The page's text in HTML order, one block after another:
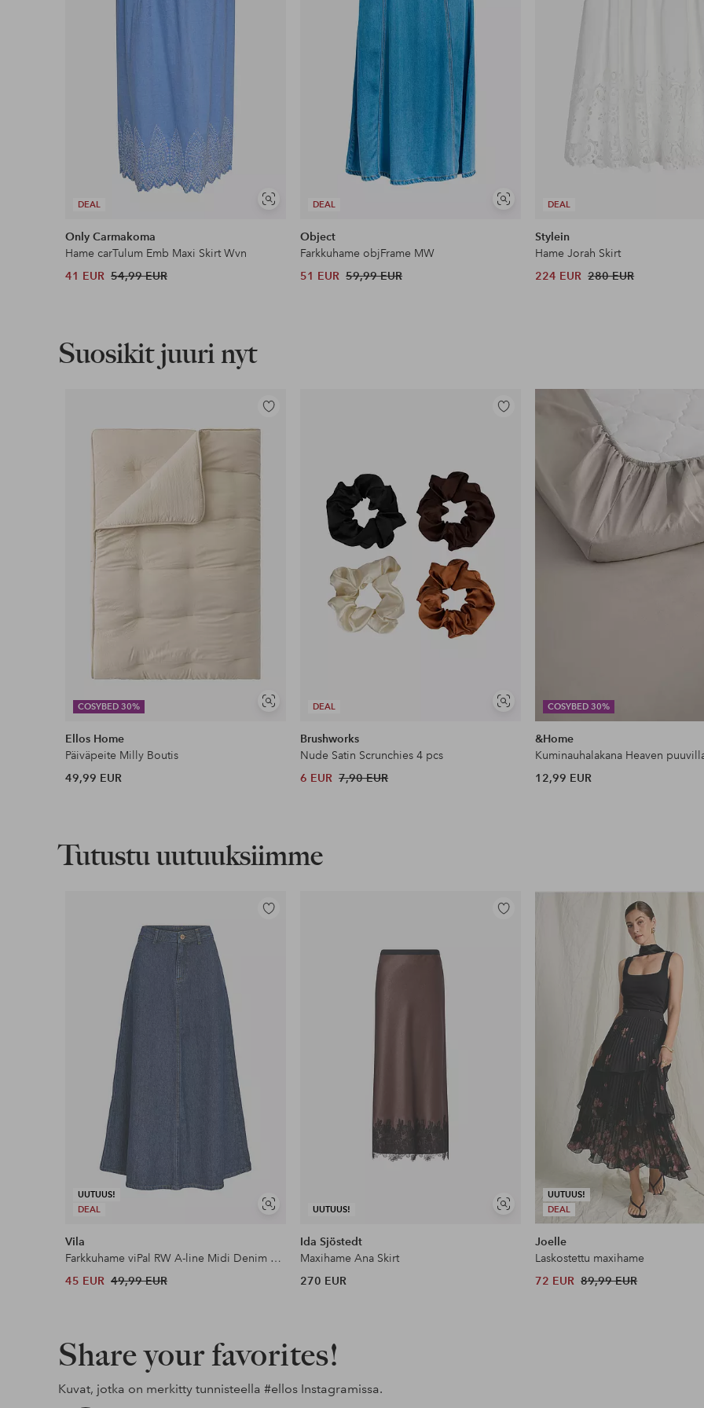
DEAL
Näytä
Only Carmakoma
Hame carTulum Emb Maxi Skirt Wvn
41 EUR 54,99 EUR
DEAL
Näytä
Object
Farkkuhame objFrame MW
51 EUR 59,99 EUR
DEAL
Stylein
Hame Jorah Skirt
224 EUR 280 EUR
Suosikit juuri nyt
COSYBED 30%
Näytä
Lisää
suosikkeihin
Ellos Home
Päiväpeite Milly Boutis
49,99 EUR
DEAL
Näytä
samankaltaisia
Lisää
Brushworks
Nude Satin Scrunchies 4 pcs
6 EUR 7,90 EUR
COSYBED 30%
&Home
Kuminauhalakana Heaven
12,99 EUR
Tutustu uutuuksiimme
UUTUUS!
DEAL
Näytä
Lisää
Vila
Farkkuhame viPal RW A-line Midi Denim Skirt
45 EUR 49,99 EUR
UUTUUS!
Näytä
samankaltaisia
Lisää
Ida Sjöstedt
Maxihame Ana Skirt
270 EUR
UUTUUS!
DEAL
Joelle
Laskostettu maxihame
72 EUR 89,99 EUR
Share your favorites!
Kuvat, jotka on merkitty tunnisteella #ellosInstagramissa.